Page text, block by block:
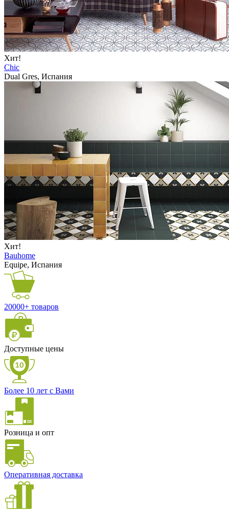
Хит!
Chic
Dual Gres, Испания
Хит!
Bauhome
Equipe, Испания
20000+ товаров
Доступные цены
Более 10 лет с Вами
Розница и опт
Оперативная доставка